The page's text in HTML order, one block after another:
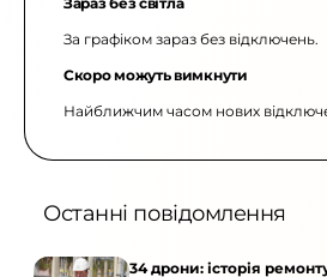
За графіком зараз без відключень.
Скоро можуть вимкнути
Найближчим часом нових
Останні повідомлення
34 дрони: історія